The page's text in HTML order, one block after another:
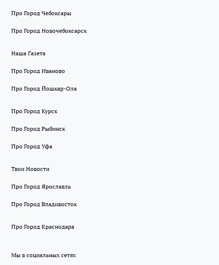
Про Город Чебоксары
Про Город Новочебоксарск
Наша Газета
Про Город Иваново
Про Город Йошкар-Ола
Про Город Курск
Про Город Рыбинск
Про Город Уфа
Твои Новости
Про Город Ярославль
Про Город Владивосток
Про Город Краснодара
Мы в социальных сетях